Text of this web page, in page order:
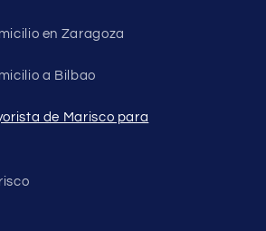
en Zaragoza
a Bilbao
de Marisco para